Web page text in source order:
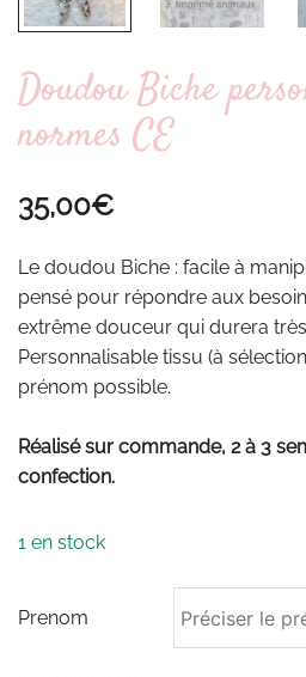
Doudou Biche
normes CE
35,00€
Le doudou Biche : facile à
pensé pour répondre aux
extrême douceur qui durera
Personnalisable tissu (à
prénom possible.
Réalisé sur commande, 2 à 3
confection.
1 en stock
Prenom